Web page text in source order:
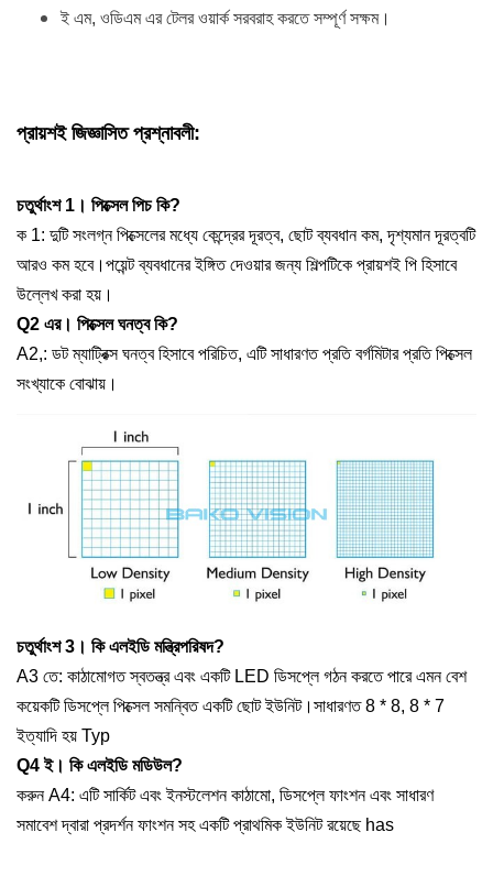
ই এম, ওডিএম এর টেলর ওয়ার্ক সরবরাহ করতে সম্পূর্ণ সক্ষম।
প্রায়শই জিজ্ঞাসিত প্রশ্নাবলী:
চতুর্থাংশ 1। পিক্সেল পিচ কি?
ক 1: দুটি সংলগ্ন পিক্সেলের মধ্যে কেন্দ্রের দূরত্ব, ছোট ব্যবধান কম, দৃশ্যমান দূরত্বটি
আরও কম হবে।পয়েন্ট ব্যবধানের ইঙ্গিত দেওয়ার জন্য শিল্পটিকে প্রায়শই পি হিসাবে
উল্লেখ করা হয়।
Q2 এর। পিক্সেল ঘনত্ব কি?
A2,: ডট ম্যাট্রিক্স ঘনত্ব হিসাবে পরিচিত, এটি সাধারণত প্রতি বর্গমিটার প্রতি পিক্সেল
সংখ্যাকে বোঝায়।
চতুর্থাংশ 3। কিএলইডি মন্ত্রিপরিষদ?
A3 তে: কাঠামোগত স্বতন্ত্র এবং একটি LED ডিসপ্লে গঠন করতে পারে এমন বেশ
কয়েকটি ডিসপ্লে পিক্সেল সমন্বিত একটি ছোট ইউনিট।সাধারণত 8 * 8, 8 * 7
ইত্যাদি হয় Typ
Q4 ই। কিএলইডি মডিউল?
করুন A4: এটি সার্কিট এবং ইনস্টলেশন কাঠামো, ডিসপ্লে ফাংশন এবং সাধারণ
সমাবেশ দ্বারা প্রদর্শন ফাংশন সহ একটি প্রাথমিক ইউনিট রয়েছে has